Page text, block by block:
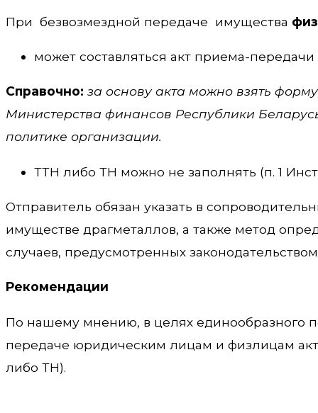
При безвозмездной передаче имущества
может составляться акт приема-
Справочно: за основу акта можно взять
Министерства финансов Республики
политике организации.
ТТН либо ТН можно не заполнять (п. 1
Отправитель обязан указать в
имуществе драгметаллов, а также метод
случаев, предусмотренных
Рекомендации
По нашему мнению, в целях единообразного
передаче юридическим лицам и физлицам
либо ТН).